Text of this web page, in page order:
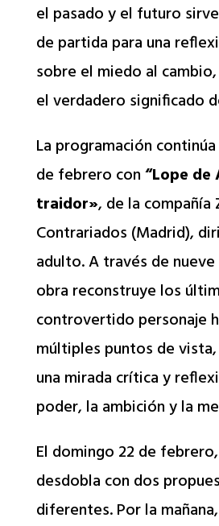
el pasado y el futuro
de partida para una
sobre el miedo al
el verdadero significado
La programación
de febrero con“Lope de
traidor», de la compañía
Contrariados (Madrid),
adulto. A través de
obra reconstruye los
controvertido personaje
múltiples puntos de
una mirada crítica y
poder, la ambición y la
El domingo 22 de
desdobla con dos
diferentes. Por la